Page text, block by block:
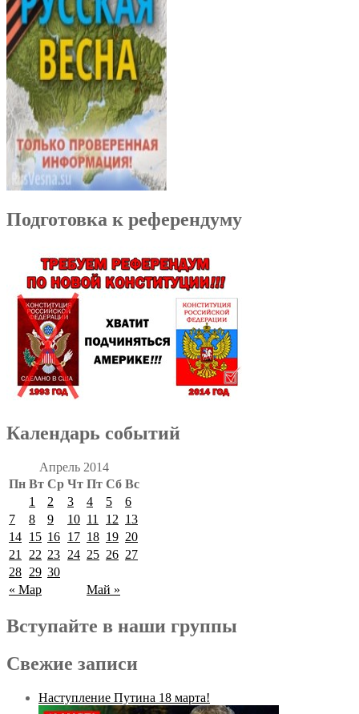
Подготовка к референдуму
Календарь событий
Апрель 2014
Пн Вт Ср Чт Пт Сб Вс
« Мар Май »
1 2 3 4 5
6
7
8 9 10 11 12 13
14 15 16 17 18 19 20
21
22 23 24 25 26 27
28 29 30
Вступайте в наши группы
Свежие записи
Наступление Путина 18 марта!